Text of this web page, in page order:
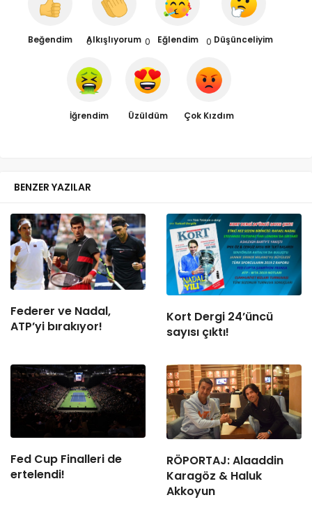
Beğendim Alkışlıyorum Eğlendim Düşünceliyim
0
İğrendim
0
Üzüldüm
0
Çok Kızdım
BENZER YAZILAR
Federer ve Nadal,
ATP’yi bırakıyor!
Kort Dergi 24’üncü
sayısı çıktı!
Fed Cup Finalleri de
ertelendi!
RÖPORTAJ: Alaaddin
Karagöz & Haluk
Akkoyun